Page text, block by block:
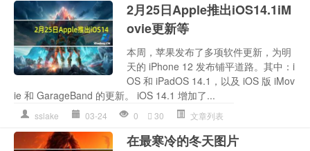
2月25日Apple推出iOS14.1iM
ovie更新等
本周，苹果发布了多项软件更新，为明
天的 iPhone 12 发布铺平道路。其中：i
OS 和 iPadOS 14.1，以及 iOS 版 iMov
ie 和 GarageBand 的更新。 iOS 14.1 增加了...
sslake 03-24 0 30 文章列表
在最寒冷的冬天图片